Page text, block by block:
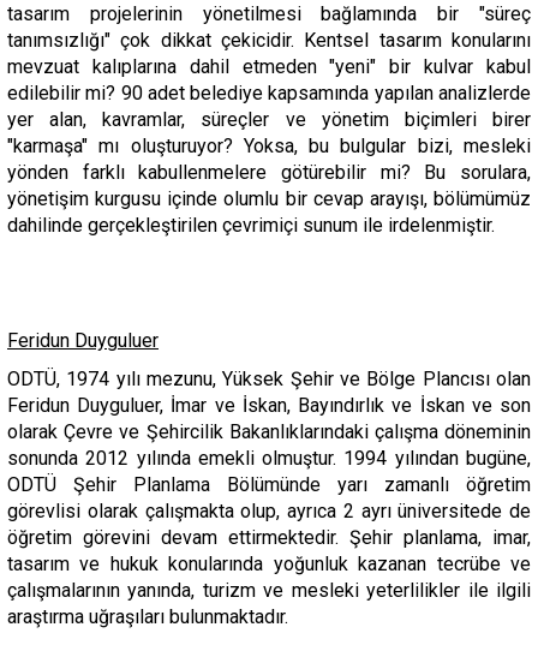
tasarım projelerinin yönetilmesi bağlamında bir "süreç
tanımsızlığı" çok dikkat çekicidir. Kentsel tasarım konularını
mevzuat kalıplarına dahil etmeden "yeni" bir kulvar kabul
edilebilir mi? 90 adet belediye kapsamında yapılan analizlerde
yer alan, kavramlar, süreçler ve yönetim biçimleri birer
"karmaşa" mı oluşturuyor? Yoksa, bu bulgular bizi, mesleki
yönden farklı kabullenmelere götürebilir mi? Bu sorulara,
yönetişim kurgusu içinde olumlu bir cevap arayışı, bölümümüz
dahilinde gerçekleştirilen çevrimiçi sunum ile irdelenmiştir.
Feridun Duyguluer
ODTÜ, 1974 yılı mezunu, Yüksek Şehir ve Bölge Plancısı olan
Feridun Duyguluer, İmar ve İskan, Bayındırlık ve İskan ve son
olarak Çevre ve Şehircilik Bakanlıklarındaki çalışma döneminin
sonunda 2012 yılında emekli olmuştur. 1994 yılından bugüne,
ODTÜ Şehir Planlama Bölümünde yarı zamanlı öğretim
görevlisi olarak çalışmakta olup, ayrıca 2 ayrı üniversitede de
öğretim görevini devam ettirmektedir. Şehir planlama, imar,
tasarım ve hukuk konularında yoğunluk kazanan tecrübe ve
çalışmalarının yanında, turizm ve mesleki yeterlilikler ile ilgili
araştırma uğraşıları bulunmaktadır.